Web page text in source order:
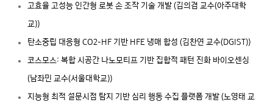
고효율 고성능 인간형 로봇 손 조작 기술 개발 (김의겸 교수(아주대학
교))
탄소중립 대응형 CO2-HF 기반 HFE 냉매 합성 (김찬연 교수(DGIST))
코스모스: 복합 시공간 나노모티프 기반 집합적 패턴 진화 바이오센싱
(남좌민 교수(서울대학교))
지능형 최적 설문시점 탐지 기반 심리 행동 수집 플랫폼 개발 (노영태 교